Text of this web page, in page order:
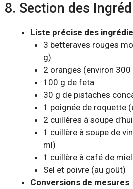
8. Section des
Liste précise des
3 betteraves rouges
g)
2 oranges (environ 300
100 g de feta
30 g de pistaches
1 poignée de roquette
2 cuillères à soupe
1 cuillère à soupe de
ml)
1 cuillère à café de
Sel et poivre (au goût)
Conversions de mesures :